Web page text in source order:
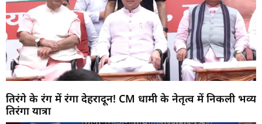
तिरंगे के रंग में रंगा देहरादून! CM धामी के नेतृत्व में निकली भव्य
तिरंगा यात्रा